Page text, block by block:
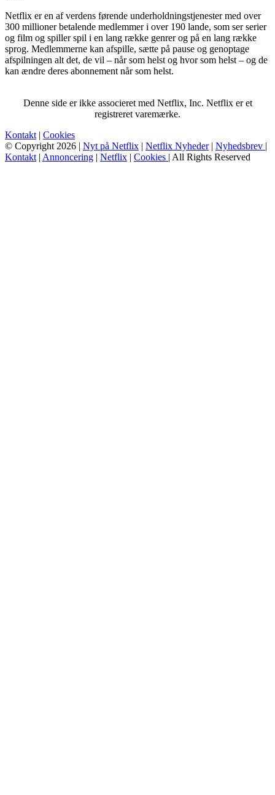
Netflix er en af verdens førende underholdningstjenester med over
300 millioner betalende medlemmer i over 190 lande, som ser serier
og film og spiller spil i en lang række genrer og på en lang række
sprog. Medlemmerne kan afspille, sætte på pause og genoptage
afspilningen alt det, de vil – når som helst og hvor som helst – og de
kan ændre deres abonnement når som helst.
Denne side er ikke associeret med Netflix, Inc. Netflix er et
registreret varemærke.
Kontakt | Cookies
© Copyright 2026 | Nyt på Netflix | Netflix Nyheder| Nyhedsbrev |
Kontakt | Annoncering | Netflix | Cookies | All Rights Reserved